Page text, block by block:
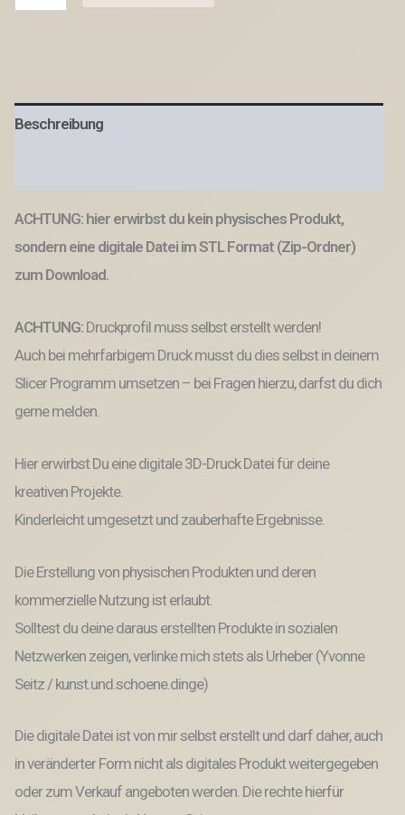
Wellen
Smooth
Datei
Beschreibung
ACHTUNG: hier erwirbst du kein physisches Produkt,
sondern eine digitale Datei im STL Format (Zip-Ordner)
zum Download.
ACHTUNG: Druckprofil muss selbst erstellt werden!
Auch bei mehrfarbigem Druck musst du dies selbst in deinem
Slicer Programm umsetzen – bei Fragen hierzu, darfst du dich
gerne melden.
Hier erwirbst Du eine digitale 3D-Druck Datei für deine
kreativen Projekte.
Kinderleicht umgesetzt und zauberhafte Ergebnisse.
Die Erstellung von physischen Produkten und deren
kommerzielle Nutzung ist erlaubt.
Solltest du deine daraus erstellten Produkte in sozialen
Netzwerken zeigen, verlinke mich stets als Urheber (Yvonne
Seitz / kunst.und.schoene.dinge)
Die digitale Datei ist von mir selbst erstellt und darf daher, auch
in veränderter Form nicht als digitales Produkt weitergegeben
oder zum Verkauf angeboten werden. Die rechte hierfür